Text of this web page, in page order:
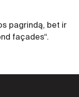
pagrindą, bet ir
façades“.